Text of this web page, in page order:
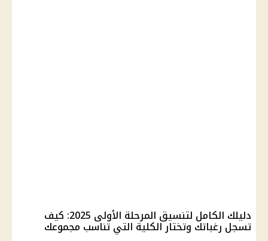
دليلك الكامل لتنسيق المرحلة الأولى 2025: كيف
تسجل رغباتك وتختار الكلية التي تناسب مجموعك